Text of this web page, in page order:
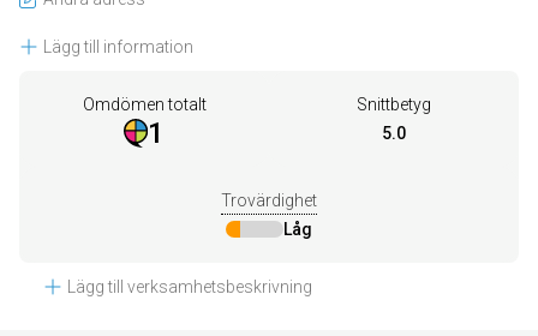
Lägg till information
Omdömen totalt
1
Snittbetyg
5.0
Trovärdighet
Låg
Lägg till verksamhetsbeskrivning